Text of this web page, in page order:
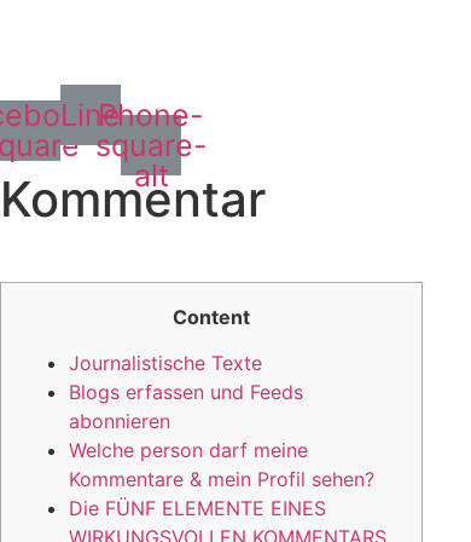
LinePhone-
square-
alt
Kommentar
Content
Journalistische Texte
Blogs erfassen und Feeds
abonnieren
Welche person darf meine
Kommentare & mein Profil sehen?
Die FÜNF ELEMENTE EINES